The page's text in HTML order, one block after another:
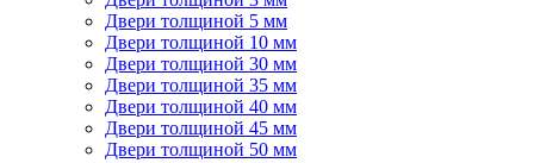
Двери толщиной 5 мм
Двери толщиной 10 мм
Двери толщиной 30 мм
Двери толщиной 35 мм
Двери толщиной 40 мм
Двери толщиной 45 мм
Двери толщиной 50 мм